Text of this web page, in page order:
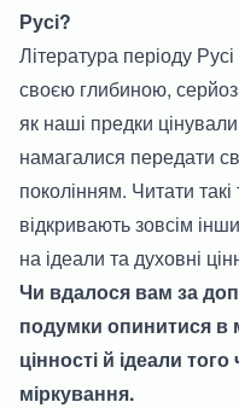
Русі?
Література періоду
своєю глибиною,
як наші предки
намагалися передати
поколінням. Читати
відкривають зовсім
на ідеали та духовні
Чи вдалося вам за
подумки опинитися в
цінності й ідеали
міркування.